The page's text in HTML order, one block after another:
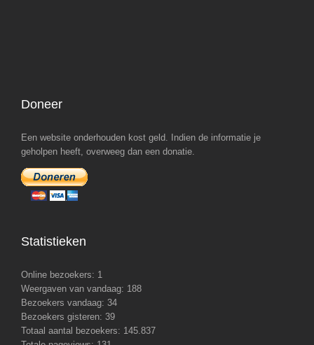
Doneer
Een website onderhouden kost geld. Indien de informatie je
geholpen heeft, overweeg dan een donatie.
Statistieken
Online bezoekers: 1
Weergaven van vandaag: 188
Bezoekers vandaag: 34
Bezoekers gisteren: 39
Totaal aantal bezoekers: 145.837